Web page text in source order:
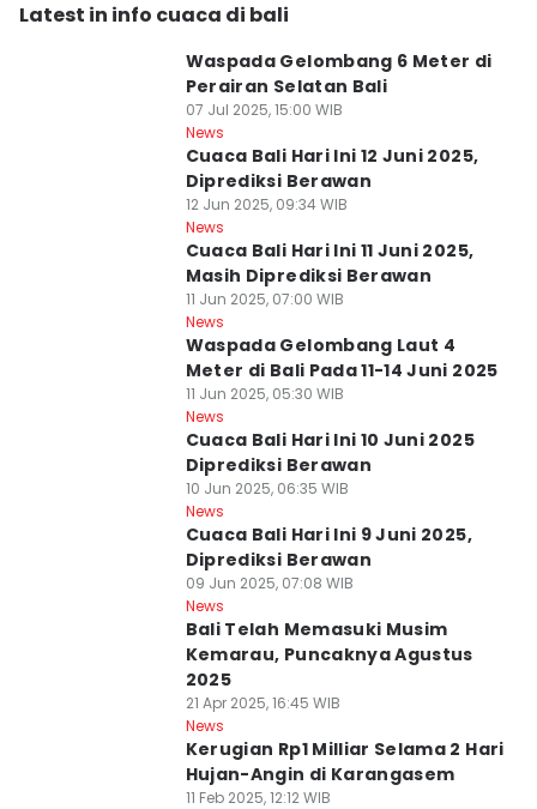
Latest in info cuaca di bali
Waspada Gelombang 6 Meter di
Perairan Selatan Bali
07 Jul 2025, 15:00 WIB
News
Cuaca Bali Hari Ini 12 Juni 2025,
Diprediksi Berawan
12 Jun 2025, 09:34 WIB
News
Cuaca Bali Hari Ini 11 Juni 2025,
Masih Diprediksi Berawan
11 Jun 2025, 07:00 WIB
News
Waspada Gelombang Laut 4
Meter di Bali Pada 11-14 Juni 2025
11 Jun 2025, 05:30 WIB
News
Cuaca Bali Hari Ini 10 Juni 2025
Diprediksi Berawan
10 Jun 2025, 06:35 WIB
News
Cuaca Bali Hari Ini 9 Juni 2025,
Diprediksi Berawan
09 Jun 2025, 07:08 WIB
News
Bali Telah Memasuki Musim
Kemarau, Puncaknya Agustus
2025
21 Apr 2025, 16:45 WIB
News
Kerugian Rp1 Milliar Selama 2 Hari
Hujan-Angin di Karangasem
11 Feb 2025, 12:12 WIB